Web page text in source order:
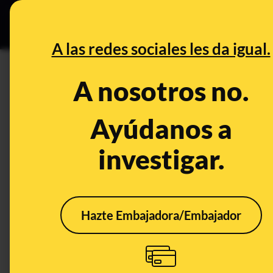
A las redes sociales les da igual.
A nosotros no.
Ayúdanos a
investigar.
Hazte Embajadora/Embajador
Cómo gestionar las
redes sociales de una